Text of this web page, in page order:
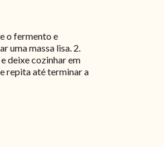
o fermento e
uma massa lisa. 2.
deixe cozinhar em
repita até terminar a